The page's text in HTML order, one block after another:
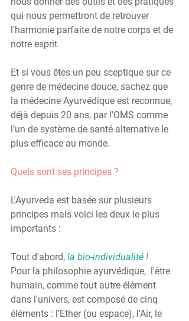
qui nous permettront de retrouver
l'harmonie parfaite de notre corps et de
notre esprit.
Et si vous êtes un peu sceptique sur ce
genre de médecine douce, sachez que
la médecine Ayurvédique est reconnue,
déjà depuis 20 ans, par l’OMS comme
l’un de système de santé alternative le
plus efficace au monde.
Quels sont ses principes ?
L'Ayurveda est basée sur plusieurs
principes mais voici les deux le plus
importants :
Tout d'abord, la bio-individualité !
Pour la philosophie ayurvédique,  l'être
humain, comme tout autre élément
dans l'univers, est composé de cinq
éléments : l’Ether (ou espace), l’Air, le